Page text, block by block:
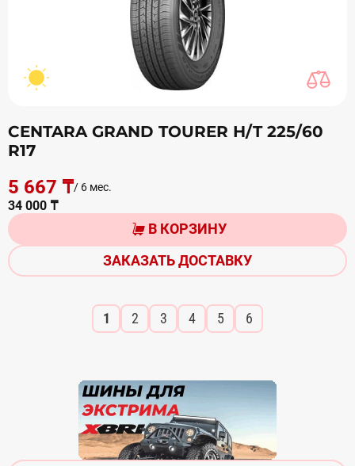
CENTARA GRAND TOURER H/T 225/60
R17
5 667 ₸/ 6 мес.
34 000 ₸
В КОРЗИНУ
ЗАКАЗАТЬ ДОСТАВКУ
1 2 3 4 5 6